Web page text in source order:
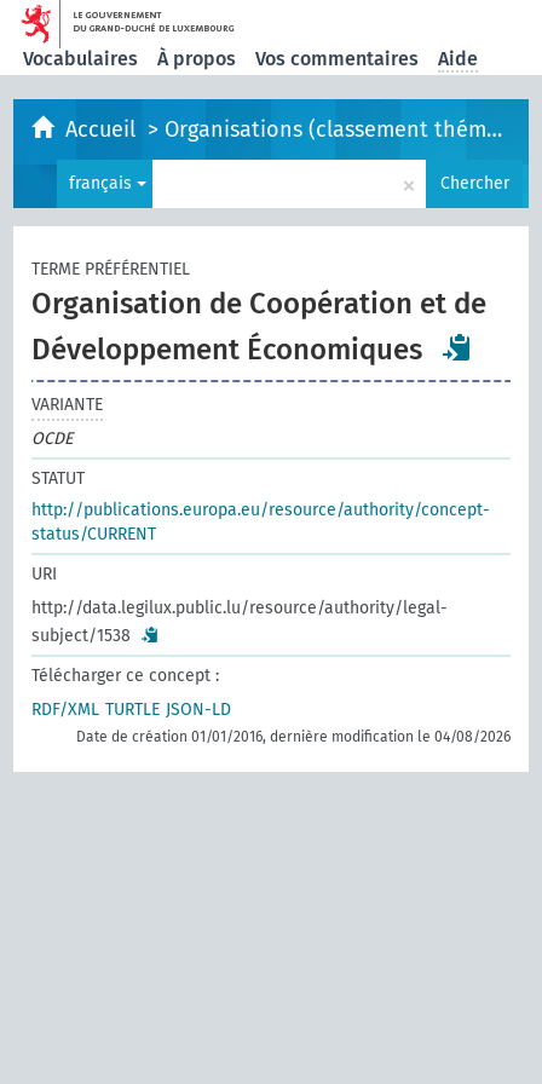
Vocabulaires À propos Vos commentaires Aide
Accueil > Organisations (classement thématique)
français × Chercher
TERME PRÉFÉRENTIEL
Organisation de Coopération et de
Développement Économiques
VARIANTE
OCDE
STATUT
http://publications.europa.eu/resource/authority/concept-
status/CURRENT
URI
http://data.legilux.public.lu/resource/authority/legal-
subject/1538
Télécharger ce concept :
RDF/XML TURTLE JSON-LD
Date de création 01/01/2016, dernière modification le 04/08/2026